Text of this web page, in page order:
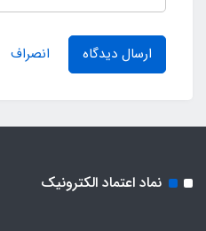
ارسال دیدگاه انصراف
نماد اعتماد الکترونیک